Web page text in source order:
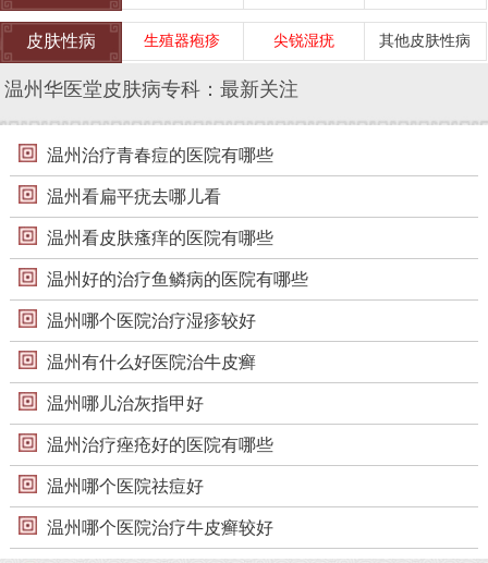
皮肤性病 生殖器疱疹 尖锐湿疣 其他皮肤性病
温州华医堂皮肤病专科：最新关注
温州治疗青春痘的医院有哪些
温州看扁平疣去哪儿看
温州看皮肤瘙痒的医院有哪些
温州好的治疗鱼鳞病的医院有哪些
温州哪个医院治疗湿疹较好
温州有什么好医院治牛皮癣
温州哪儿治灰指甲好
温州治疗痤疮好的医院有哪些
温州哪个医院祛痘好
温州哪个医院治疗牛皮癣较好